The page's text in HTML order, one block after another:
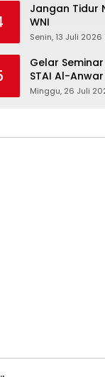
Jangan Tidur
WNI
Senin, 13 Juli 2026
Gelar Seminar
STAI Al-
Usaha
Minggu, 26 Juli